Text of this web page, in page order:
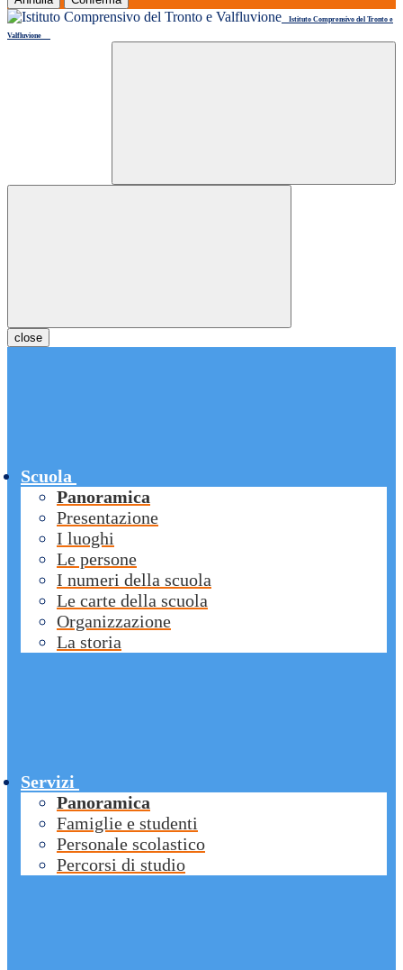
Istituto Comprensivo del Tronto e
Valfluvione
close
Scuola
Panoramica
Presentazione
I luoghi
Le persone
I numeri della scuola
Le carte della scuola
Organizzazione
La storia
Servizi
Panoramica
Famiglie e studenti
Personale scolastico
Percorsi di studio